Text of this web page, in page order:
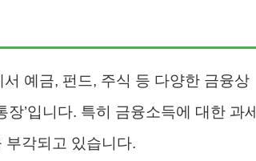
예금, 펀드, 주식 등 다양한 금융상
’입니다. 특히 금융소득에 대한 과세
각되고 있습니다.